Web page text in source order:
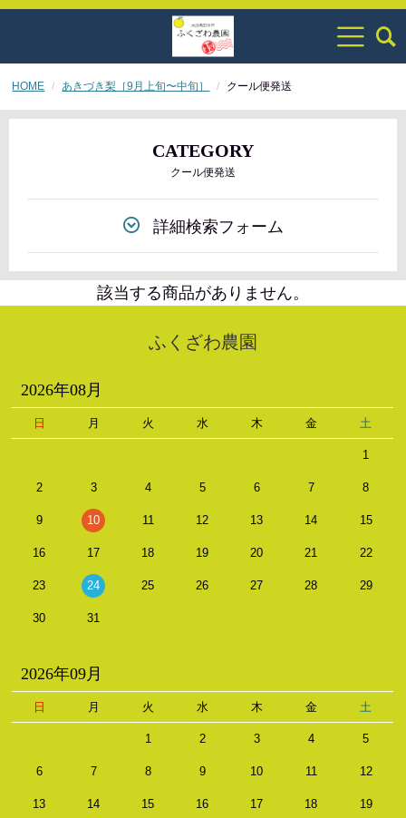
HOME あきづき梨［9月上旬〜中旬］ クール便発送
CATEGORY
クール便発送
詳細検索フォーム
該当する商品がありません。
ふくざわ農園
2026年08月
日 月 火 水 木 金 土
1
2 3 4 5 6 7 8
9 10 11 12 13 14 15
16 17 18 19 20 21 22
23 24 25 26 27 28 29
30 31
2026年09月
日 月 火 水 木 金 土
1 2 3 4 5
6 7 8 9 10 11 12
13 14 15 16 17 18 19